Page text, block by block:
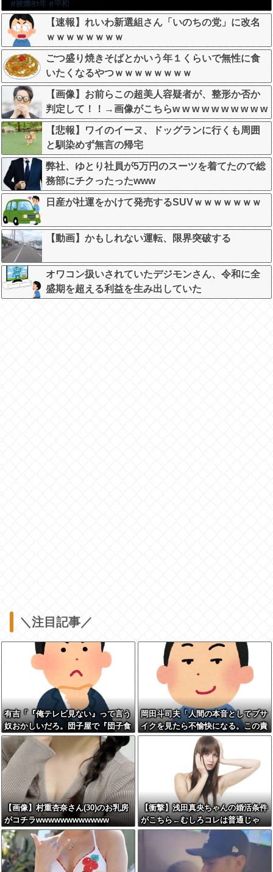
【速報】れいわ新選組さん「いのちの党」に改名
ｗｗｗｗｗｗｗｗ
ごつ盛り焼きそばとかいう年１くらいで無性に食
いたくなるやつｗｗｗｗｗｗｗｗ
【画像】お前らこの超美人容疑者が、整形か否か
判定して！！→画像がこちらw w w w w w w w w w
【悲報】ワイのイーヌ、ドッグランに行くも周囲
と馴染めず無言の帰宅
弊社、ゆとり社員が5万円のスーツを着てたので総
務部にチクったったwww
日産が社運をかけて発売するSUVｗｗｗｗｗｗｗ
【動画】かもしれない運転、限界突破する
オワコン扱いされていたデジモンさん、令和に全
盛期を超える利益を生み出していた
＼注目記事／
有吉「『俺テレビ見ない』って言う
奴おかしいだろ。団子屋で『団子食
べない』って言うか？」
岡田斗司夫「人間の本音としてブサ
イクを見たら不愉快になる。この責
任をどうとるんだ」
【画像】村重杏奈さん(30)のお乳房
がコチラwwwwwwwwwwww
【衝撃】浅田真央ちゃんの婚活条件
がこちら←むしろコレは普通じゃ
ね？w w w w w w w w